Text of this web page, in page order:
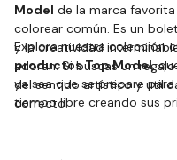
Model de la marca favorita
colorear común. Es un
y la creatividad
adoran. Si buscas un
del sentido artístico y
correcto.
Explora nuestra colección
productos Top Model,
ya sea que se prepare
tiempo libre creando sus